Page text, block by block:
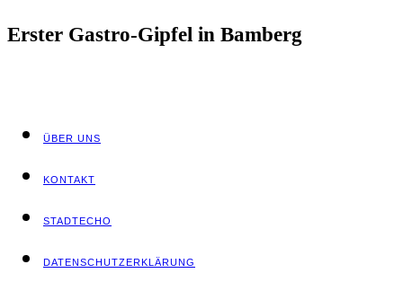
Ers­ter Gas­tro-Gip­fel in Bamberg
ÜBER UNS
KON­TAKT
STADT­ECHO
DATEN­SCHUTZ­ER­KLÄ­RUNG